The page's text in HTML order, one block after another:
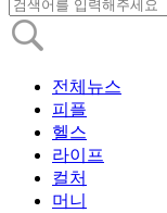
전체뉴스
피플
헬스
라이프
컬처
머니